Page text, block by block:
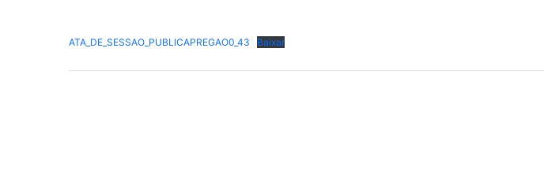
ATA_DE_SESSAO_PUBLICAPREGAO0_43 Baixar